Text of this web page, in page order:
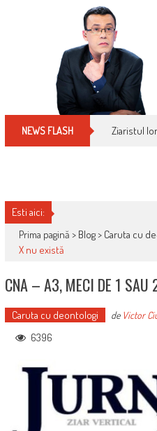
NEWS FLASH Cum îți
Esti aici:
Prima pagină > Blog> Caruta cu
X nu există
CNA – A3, MECI DE 1 SAU
Caruta cu deontologi de Victor
6396